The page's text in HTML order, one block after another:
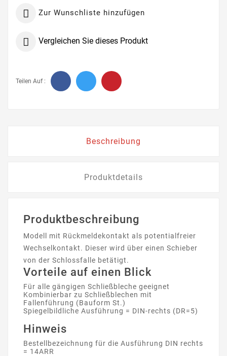
 Zur Wunschliste hinzufügen
 Vergleichen Sie dieses Produkt
Teilen Auf :
Beschreibung
Produktdetails
Produktbeschreibung
Modell mit Rückmeldekontakt als potentialfreier
Wechselkontakt. Dieser wird über einen Schieber
von der Schlossfalle betätigt.
Vorteile auf einen Blick
Für alle gängigen Schließbleche geeignet
Kombinierbar zu Schließblechen mit
Fallenführung (Bauform St.)
Spiegelbildliche Ausführung = DIN-rechts (DR=5)
Hinweis
Bestellbezeichnung für die Ausführung DIN rechts
= 14ARR